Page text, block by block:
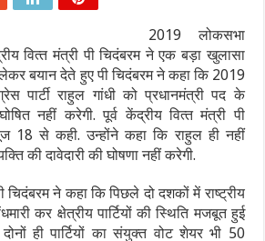
2019 लोकसभा
वित्‍त मंत्री पी चिदंबरम ने एक बड़ा खुलासा
बयान देते हुए पी चिदंबरम ने कहा कि 2019
पार्टी राहुल गांधी को प्रधानमंत्री पद के
नहीं करेगी. पूर्व केंद्रीय वित्‍त मंत्री पी
18 से कही. उन्‍होंने कहा कि राहुल ही नहीं
की दावेदारी की घोषणा नहीं करेगी.
चिदंबरम ने कहा कि पिछले दो दशकों में राष्‍ट्रीय
कर क्षेत्रीय पार्टियों की स्थिति मजबूत हुई
ही पार्टियों का संयुक्‍त वोट शेयर भी 50